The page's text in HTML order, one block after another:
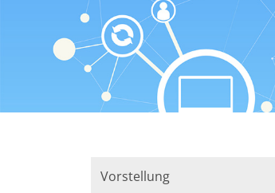
Vorstellung